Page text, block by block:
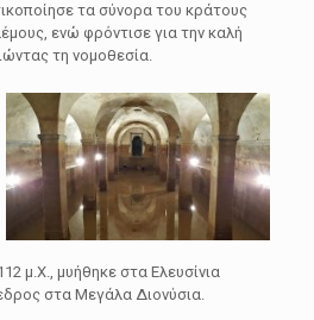
τα σύνορα του κράτους
ενώ φρόντισε για την καλή
τη νομοθεσία.
μ.Χ., μυήθηκε στα Ελευσίνια
στα Μεγάλα Διονύσια.